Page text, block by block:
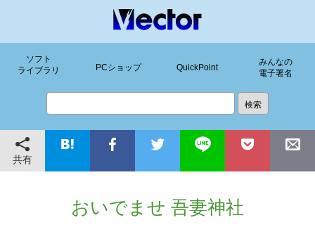
ソフト
ライブラリ
PCショップ QuickPoint
みんなの
電子署名
共有
おいでませ 吾妻神社